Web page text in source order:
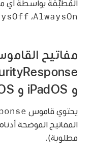
المُطبَّقة بواسطة أي
،
مفاتيح
و iPadOS و macOS
يحتوي قاموس
المفاتيح الموضحة
مطلوبة).